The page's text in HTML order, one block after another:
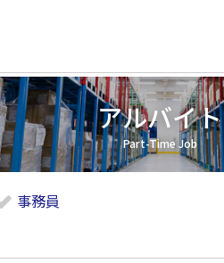
アルバイト
事務員